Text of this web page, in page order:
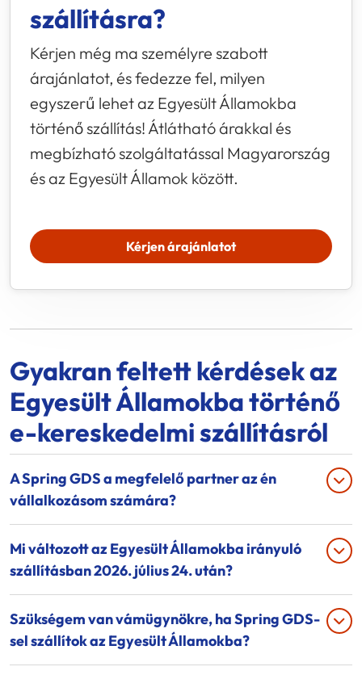
szállításra?
Kérjen még ma személyre szabott
árajánlatot, és fedezze fel, milyen
egyszerű lehet az Egyesült Államokba
történő szállítás! Átlátható árakkal és
megbízható szolgáltatással Magyarország
és az Egyesült Államok között.
Kérjen árajánlatot
Gyakran feltett kérdések az
Egyesült Államokba történő
e-kereskedelmi szállításról
A Spring GDS a megfelelő partner az én
vállalkozásom számára?
Mi változott az Egyesült Államokba irányuló
szállításban 2026. július 24. után?
Szükségem van vámügynökre, ha Spring GDS-
sel szállítok az Egyesült Államokba?